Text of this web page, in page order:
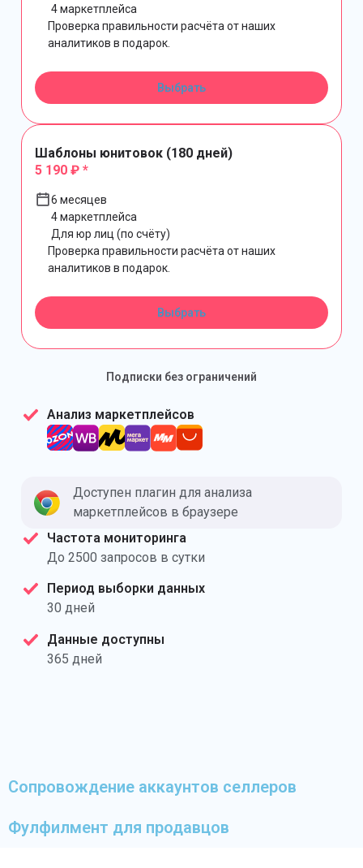
4 маркетплейса
Проверка правильности расчёта от наших
аналитиков в подарок.
Выбрать
Шаблоны юнитовок (180 дней)
5 190 ₽ *
6 месяцев
4 маркетплейса
Для юр лиц (по счёту)
Проверка правильности расчёта от наших
аналитиков в подарок.
Выбрать
Подписки без ограничений
Анализ маркетплейсов
Доступен плагин для анализа
маркетплейсов в браузере
Частота мониторинга
До 2500 запросов в сутки
Период выборки данных
30 дней
Данные доступны
365 дней
Сопровождение аккаунтов селлеров
Фулфилмент для продавцов